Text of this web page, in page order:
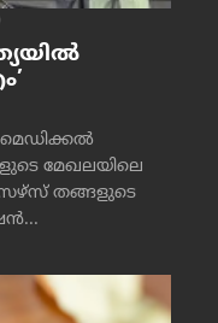
മേഖലയിലെ
തങ്ങളുടെ